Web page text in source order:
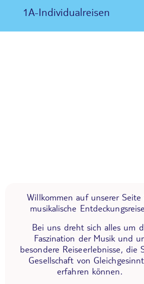
1A-Individualreisen
Willkommen auf unserer
musikalische
Bei uns dreht sich alles um
Faszination der Musik und
besondere Reiseerlebnisse, die
Gesellschaft von
erfahren können.